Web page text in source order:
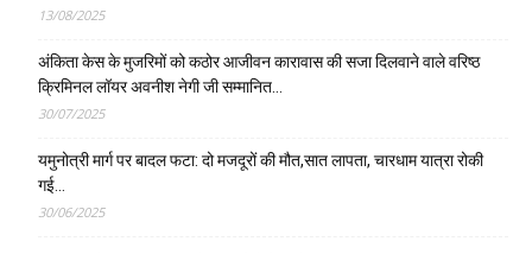
13/08/2025
अंकिता केस के मुजरिमों को कठोर आजीवन कारावास की सजा दिलवाने वाले वरिष्ठ
क्रिमिनल लॉयर अवनीश नेगी जी सम्मानित…
30/07/2025
यमुनोत्री मार्ग पर बादल फटा: दो मजदूरों की मौत,सात लापता, चारधाम यात्रा रोकी
गई…
30/06/2025